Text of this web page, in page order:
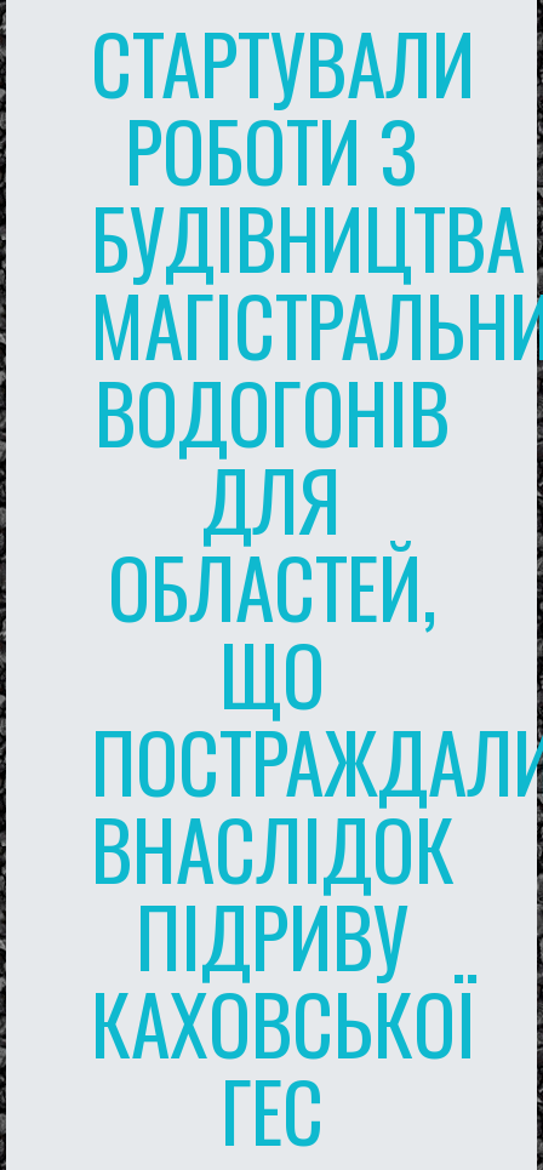
СТАРТУВАЛИ
РОБОТИ З
БУДІВНИЦТВА
ВОДОГОНІВ
ДЛЯ
ОБЛАСТЕЙ,
ЩО
ВНАСЛІДОК
ПІДРИВУ
КАХОВСЬКОЇ
ГЕС